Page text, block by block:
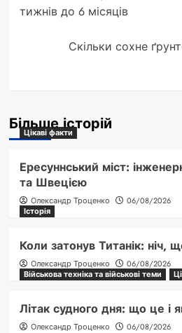
navigation
тижнів до 6 місяців
Скільки сохне
Більше історій
Цікаві факти
Ересуннський міст:
та Швецією
Олександр Троценко
06/08/2026
Історія
Коли затонув Титанік: ніч,
Олександр Троценко
06/08/2026
Військова техніка та військові теми
Літак судного дня: що це і
Олександр Троценко 06/08/2026